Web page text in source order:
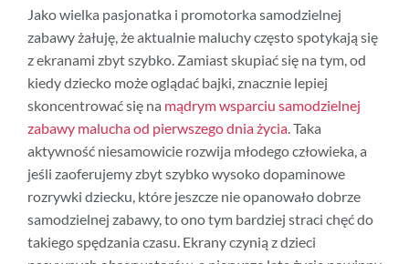
Jako wielka pasjonatka i promotorka samodzielnej
zabawy żałuję, że aktualnie maluchy często spotykają się
z ekranami zbyt szybko. Zamiast skupiać się na tym, od
kiedy dziecko może oglądać bajki, znacznie lepiej
skoncentrować się na mądrym wsparciu samodzielnej
zabawy malucha od pierwszego dnia życia . Taka
aktywność niesamowicie rozwija młodego człowieka, a
jeśli zaoferujemy zbyt szybko wysoko dopaminowe
rozrywki dziecku, które jeszcze nie opanowało dobrze
samodzielnej zabawy, to ono tym bardziej straci chęć do
takiego spędzania czasu. Ekrany czynią z dzieci